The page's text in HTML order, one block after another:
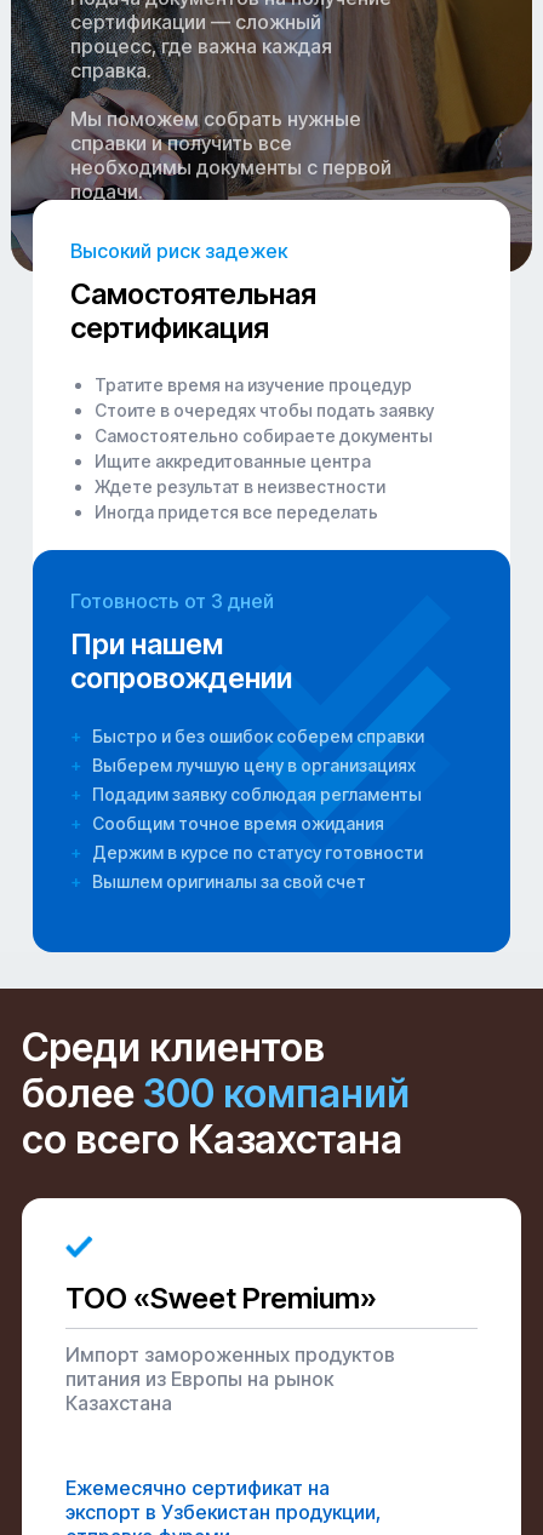
сертификации — сложный
процесс, где важна каждая
справка.
Мы поможем собрать нужные
справки и получить все
необходимы документы с первой
подачи.
Самостоятельная
сертификация
Высокий риск задежек
Тратите время на изучение процедур
Стоите в очередях чтобы подать заявку
Самостоятельно собираете документы
Ищите аккредитованные центра
Ждете результат в неизвестности
Иногда придется все переделать
Готовность от 3 дней
+ Быстро и без ошибок соберем справки
+ Выберем лучшую цену в организациях
+ Подадим заявку соблюдая регламенты
+ Сообщим точное время ожидания
+ Держим в курсе по статусу готовности
+ Вышлем оригиналы за свой счет
При нашем
сопровождении
Среди клиентов
более 300 компаний
со всего Казахстана
Ежемесячно сертификат на
экспорт в Узбекистан продукции,
Импорт замороженных продуктов
питания из Европы на рынок
Казахстана
ТОО «Sweet Premium»